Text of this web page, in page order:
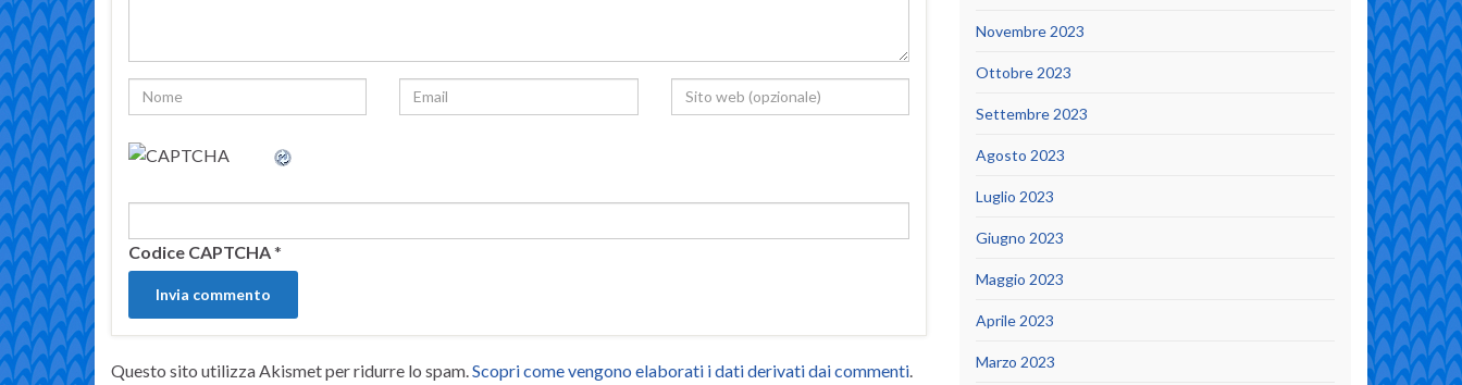
Codice CAPTCHA*
Questo sito utilizza Akismet per ridurre lo spam.Scopri come vengono elaborati i dati derivati dai commenti.
Novembre 2023
Ottobre 2023
Settembre 2023
Agosto 2023
Luglio 2023
Giugno 2023
Maggio 2023
Aprile 2023
Marzo 2023